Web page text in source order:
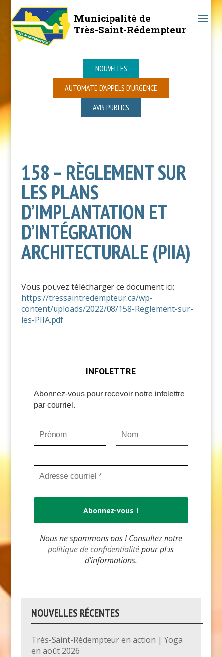
Municipalité de
Très-Saint-Rédempteur
NOUVELLES
AUTOMATE D’APPELS D’URGENCE
AVIS PUBLICS
158 – RÈGLEMENT SUR
LES PLANS
D’IMPLANTATION ET
D’INTÉGRATION
ARCHITECTURALE (PIIA)
Vous pouvez télécharger ce document ici:
https://tressaintredempteur.ca/wp-
content/uploads/2022/08/158-Reglement-sur-
les-PIIA.pdf
INFOLETTRE
Abonnez-vous pour recevoir notre infolettre
par courriel.
Nous ne spammons pas ! Consultez notre
politique de confidentialitépour plus
d’informations.
NOUVELLES RÉCENTES
Très-Saint-Rédempteur en action | Yoga
en août 2026